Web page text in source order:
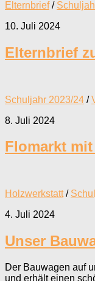
Elternbrief/
10. Juli 2024
Elternbrief
Schuljahr 2023/24 /
8. Juli 2024
Flomarkt mit
Holzwerkstatt/
4. Juli 2024
Unser
Der Bauwagen auf
und erhält einen